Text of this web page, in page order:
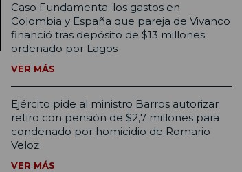
Caso Fundamenta: los gastos en
Colombia y España que pareja de Vivanco
financió tras depósito de $13 millones
ordenado por Lagos
VER MÁS
Ejército pide al ministro Barros autorizar
retiro con pensión de $2,7 millones para
condenado por homicidio de Romario
Veloz
VER MÁS